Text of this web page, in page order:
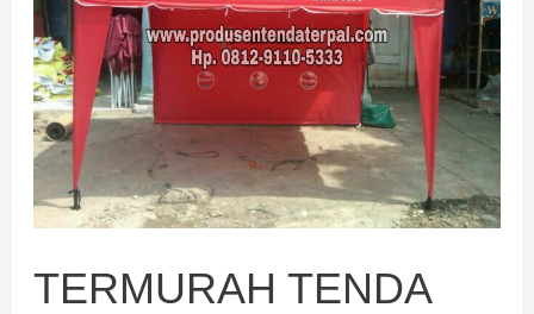
TERMURAH TENDA
PROMOSI